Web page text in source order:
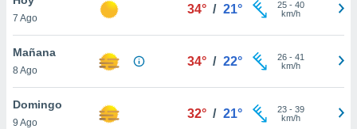
y
en
más
7 Ago
34° / 21° 25- 40
km/h
Mañana
8 Ago
34° / 22° 26- 41
km/h
Domingo
9 Ago
32° / 21° 23- 39
km/h